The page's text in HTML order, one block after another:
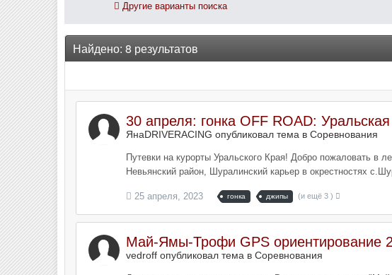
Другие варианты поиска
Найдено: 8 результатов
30 апреля: гонка OFF ROAD:
ЯнаDRIVERACING опубликовал тема в Соревнования
Путевки на курорты Уральского Края! Добро пожаловать в
Невьянский район, Шуралинский карьер в окрестностях
25 апреля, 2023 гонка джипы (и ещё 3 )
Май-Ямы-Трофи GPS ориентирование
vedroff опубликовал тема в Соревнования